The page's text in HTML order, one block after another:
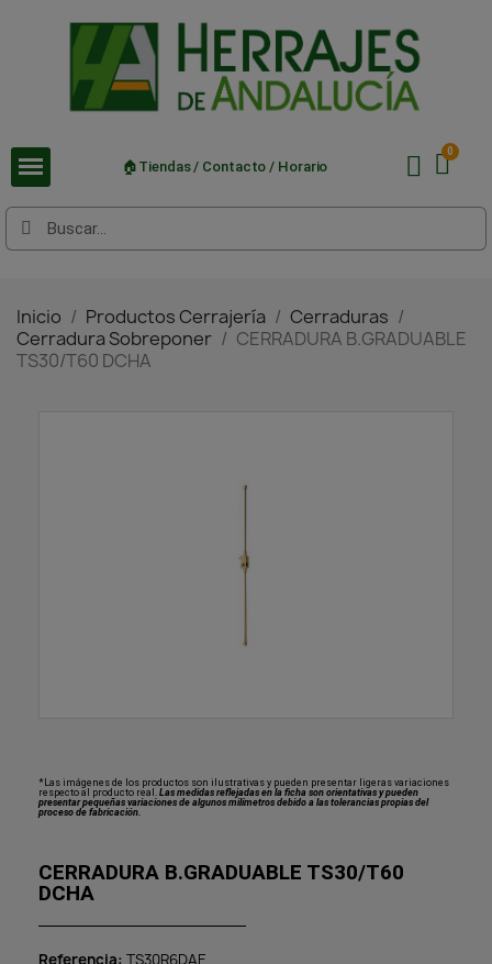
🏠Tiendas / Contacto / Horario
Inicio Productos Cerrajería
Cerraduras
Cerradura Sobreponer
CERRADURA B.GRADUABLE
TS30/T60 DCHA
*Las imágenes de los productos son ilustrativas y pueden presentar ligeras variaciones
respecto al producto real. Las medidas reflejadas en la ficha son orientativas y pueden
presentar pequeñas variaciones de algunos milímetros debido a las tolerancias propias del
proceso de fabricación.
CERRADURA B.GRADUABLE TS30/T60
DCHA
Referencia TS30R6DAE